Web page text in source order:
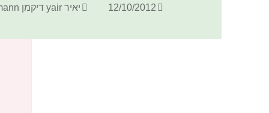
פורסם
12/10/2012 מחבר
יאיר yair דיקמן dickmann